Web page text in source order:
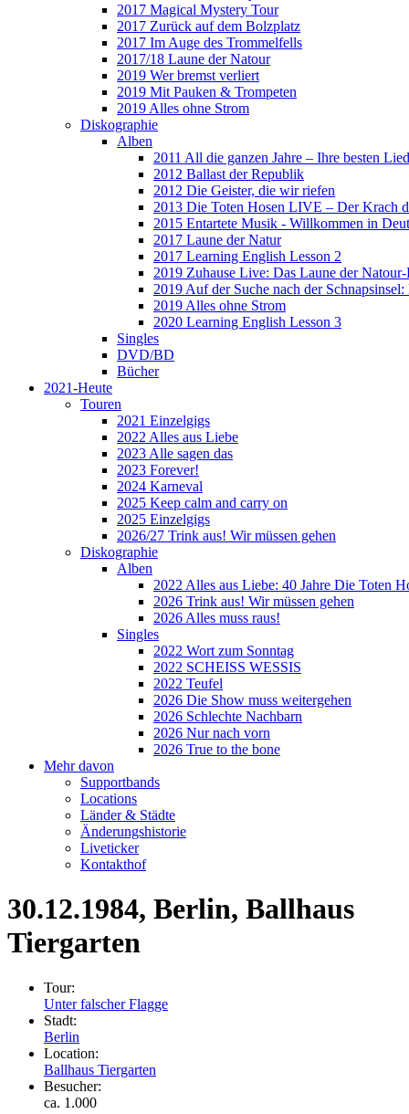
2017 Magical Mystery Tour
2017 Zurück auf dem Bolzplatz
2017 Im Auge des Trommelfells
2017/18 Laune der Natour
2019 Wer bremst verliert
2019 Mit Pauken & Trompeten
2019 Alles ohne Strom
Diskographie
Alben
2011 All die ganzen Jahre – Ihre besten
2012 Ballast der Republik
2012 Die Geister, die wir riefen
2013 Die Toten Hosen LIVE – Der Krach
2015 Entartete Musik - Willkommen in
2017 Laune der Natur
2017 Learning English Lesson 2
2019 Zuhause Live: Das Laune der
2019 Auf der Suche nach der
2019 Alles ohne Strom
2020 Learning English Lesson 3
Singles
DVD/BD
Bücher
2021-Heute
Touren
2021 Einzelgigs
2022 Alles aus Liebe
2023 Alle sagen das
2023 Forever!
2024 Karneval
2025 Keep calm and carry on
2025 Einzelgigs
2026/27 Trink aus! Wir müssen gehen
Diskographie
Alben
2022 Alles aus Liebe: 40 Jahre Die Toten
2026 Trink aus! Wir müssen gehen
2026 Alles muss raus!
Singles
2022 Wort zum Sonntag
2022 SCHEISS WESSIS
2022 Teufel
2026 Die Show muss weitergehen
2026 Schlechte Nachbarn
2026 Nur nach vorn
2026 True to the bone
Mehr davon
Supportbands
Locations
Länder & Städte
Änderungshistorie
Liveticker
Kontakthof
30.12.1984, Berlin, Ballhaus
Tiergarten
Tour:
Unter falscher Flagge
Stadt:
Berlin
Location:
Ballhaus Tiergarten
Besucher:
ca. 1.000